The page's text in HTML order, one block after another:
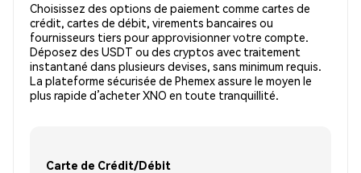
Choisissez des options de paiement comme cartes de
crédit, cartes de débit, virements bancaires ou
fournisseurs tiers pour approvisionner votre compte.
Déposez des USDT ou des cryptos avec traitement
instantané dans plusieurs devises, sans minimum requis.
La plateforme sécurisée de Phemex assure le moyen le
plus rapide d’acheter XNO en toute tranquillité.
Carte de Crédit/Débit